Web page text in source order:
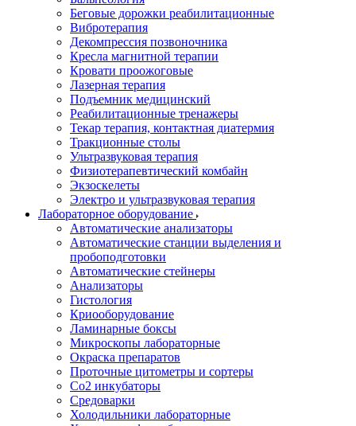
Беговые дорожки реабилитационные
Вибротерапия
Декомпрессия позвоночника
Кресла магнитной терапии
Кровати проожоговые
Лазерная терапия
Подъемник медицинский
Реабилитационные тренажеры
Текар терапия, контактная диатермия
Тракционные столы
Ультразвуковая терапия
Физиотерапевтический комбайн
Экзоскелеты
Электро и ультразвуковая терапия
Лабораторное оборудование
Автоматические анализаторы
Автоматические станции выделения и
пробоподготовки
Автоматические стейнеры
Анализаторы
Гистология
Криооборудование
Ламинарные боксы
Микроскопы лабораторные
Окраска препаратов
Проточные цитометры и сортеры
Со2 инкубаторы
Средоварки
Холодильники лабораторные